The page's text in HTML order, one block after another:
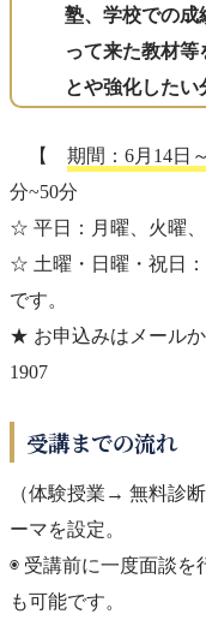
塾、学校での成
って来た教材等
とや強化したい
【 期間： 6月14日
分~50分
☆ 平日：月曜、火曜
☆ 土曜・日曜・祝日
です。
★ お申込みはメール
1907
受講までの流れ
（体験授業→ 無料診
ーマを設定。
◉ 受講前に一度面談を
も可能です。